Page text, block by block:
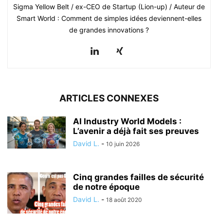
Sigma Yellow Belt / ex-CEO de Startup (Lion-up) / Auteur de
Smart World : Comment de simples idées deviennent-elles
de grandes innovations ?
ARTICLES CONNEXES
AI Industry World Models :
L’avenir a déjà fait ses preuves
David L. - 10 juin 2026
Cinq grandes failles de sécurité
de notre époque
David L. - 18 août 2020